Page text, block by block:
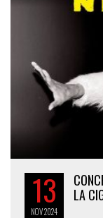
13
NOV2024
LA